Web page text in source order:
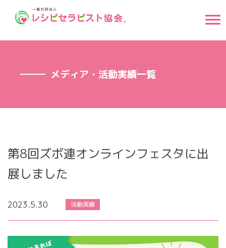
メディア・活動実績一覧
第8回ズボ連オンラインフェスタに出
展しました
2023.5.30 活動実績